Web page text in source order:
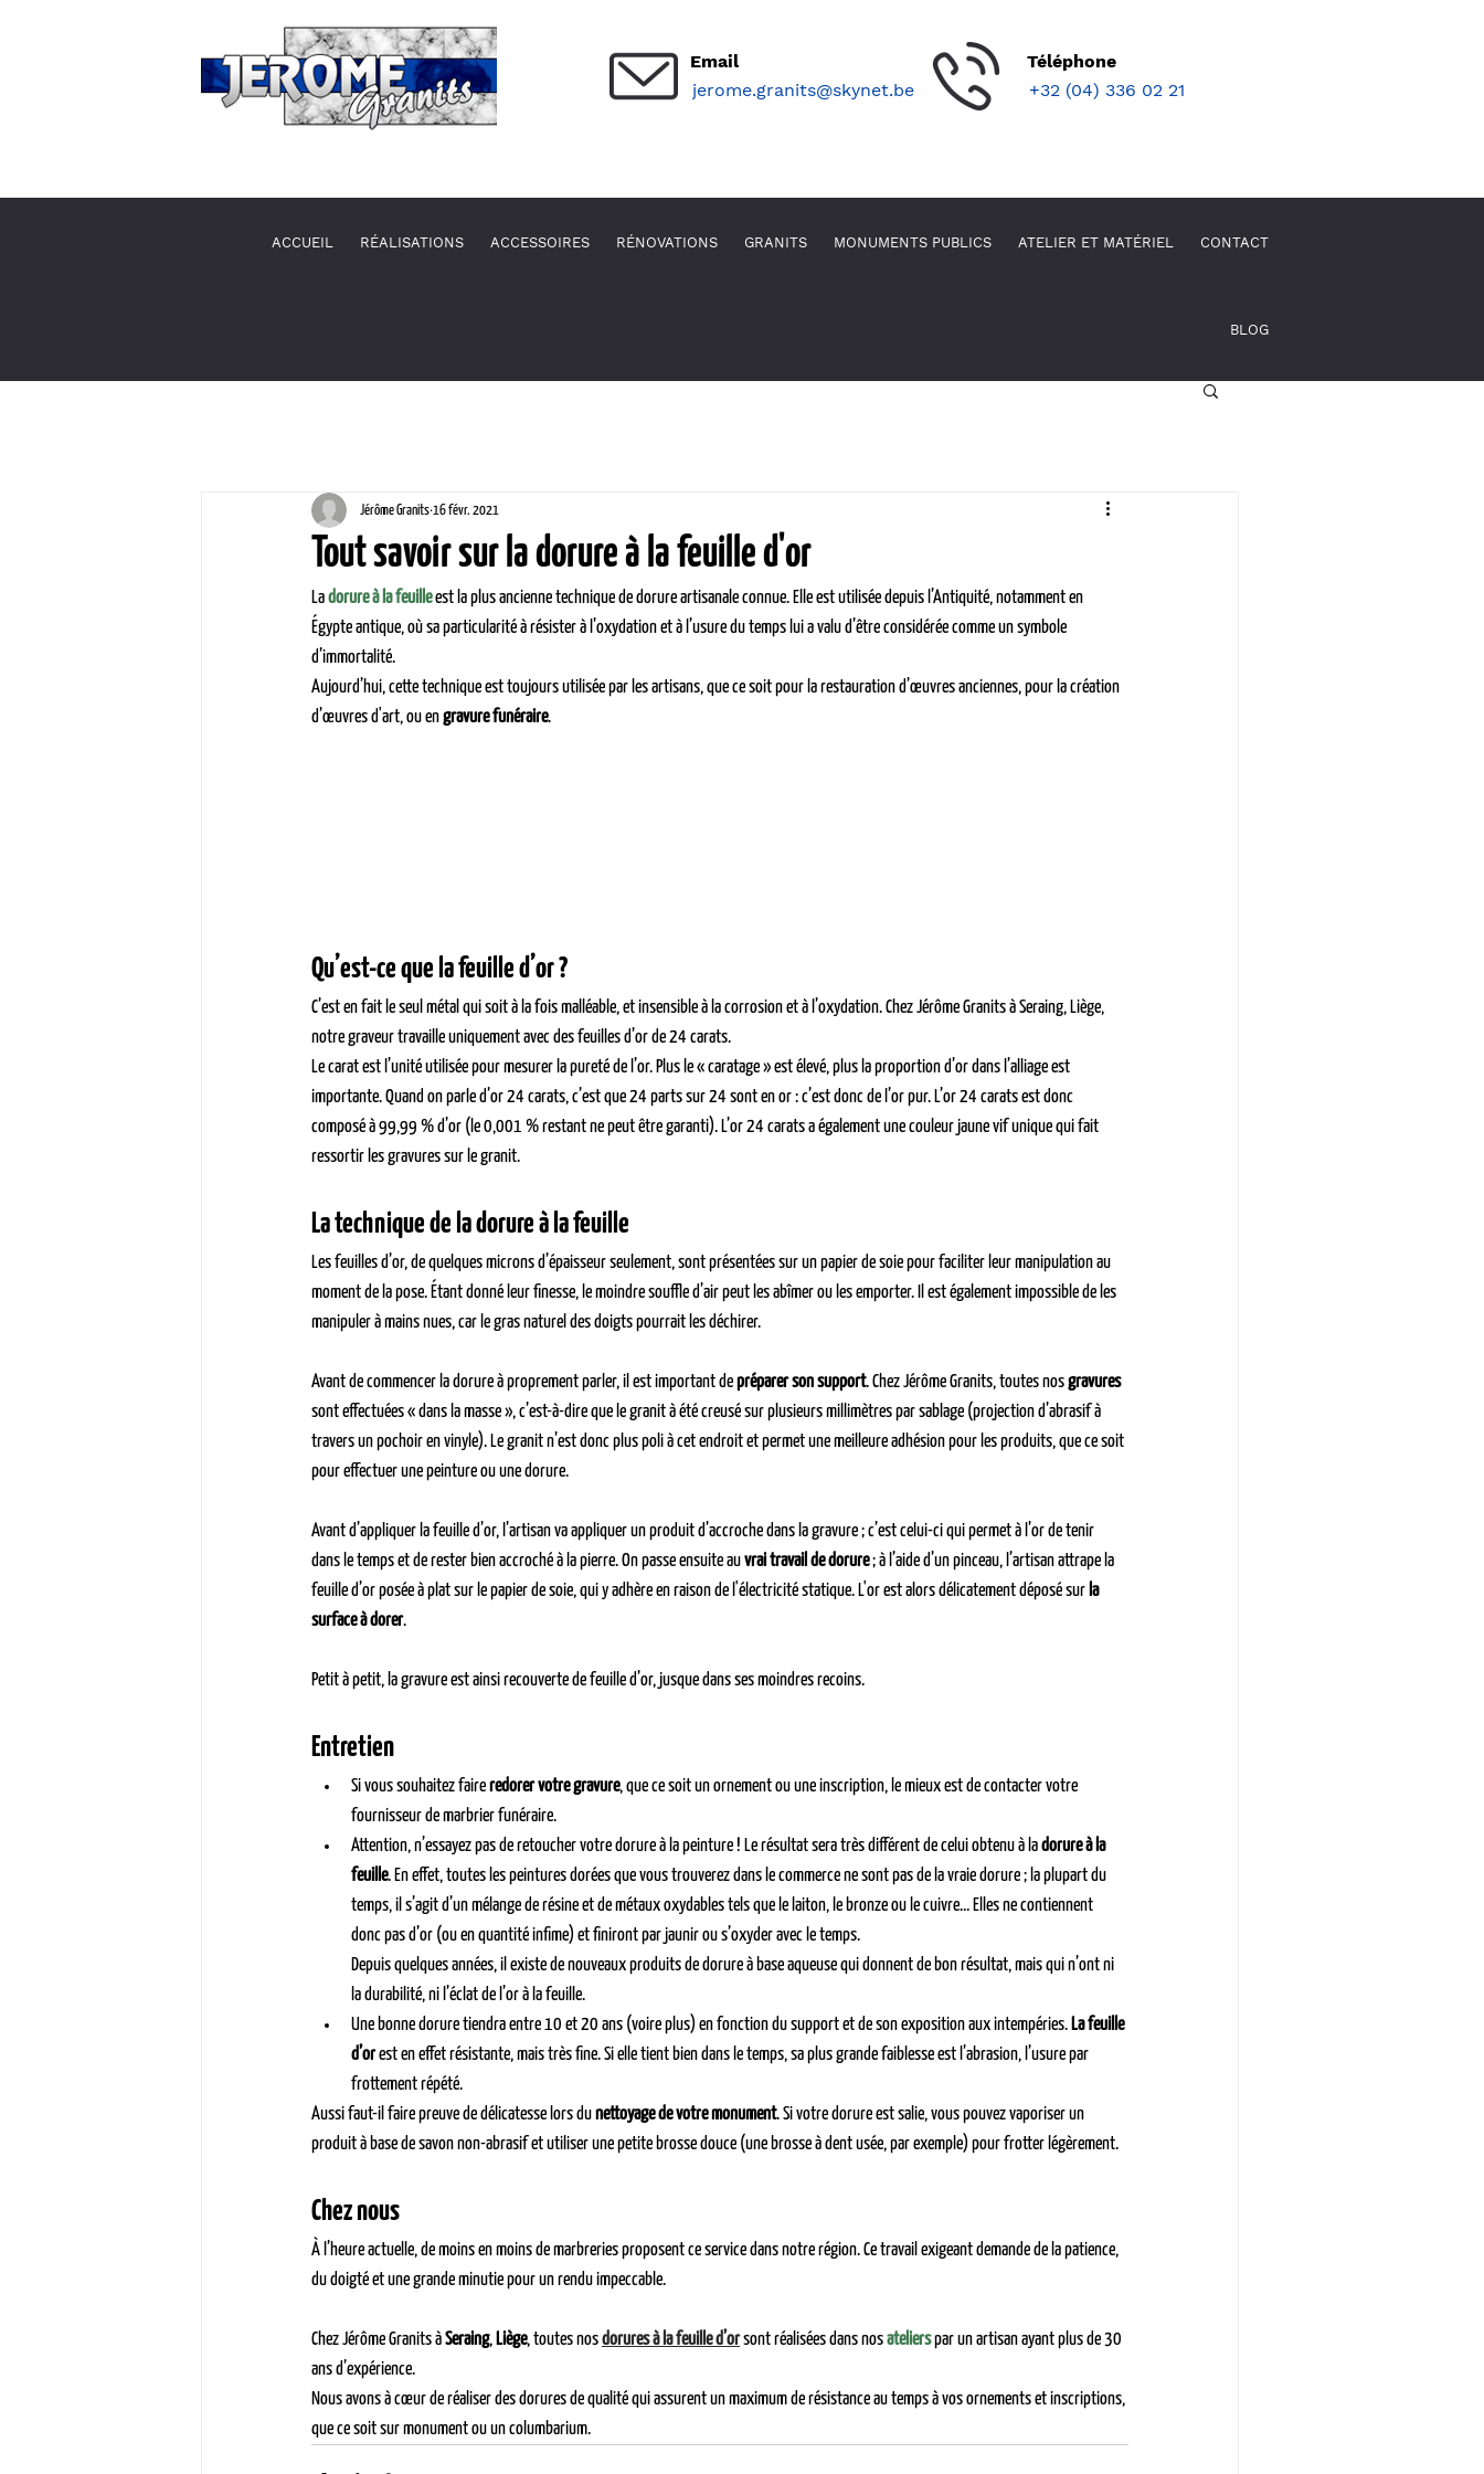
Email
jerome.granits@skynet.be
Téléphone
+32 (04) 336 02 21
ACCUEIL RÉALISATIONS ACCESSOIRES RÉNOVATIONS GRANITS MONUMENTS PUBLICS ATELIER ET MATÉRIEL CONTACT
BLOG
Tout savoir sur la dorure à la feuille d'or
Jérôme Granits 16 févr. 2021
La dorure à la feuille est la plus ancienne technique de dorure artisanale connue. Elle est utilisée depuis l’Antiquité, notamment en
Égypte antique, où sa particularité à résister à l’oxydation et à l’usure du temps lui a valu d’être considérée comme un symbole
d’immortalité.
Aujourd’hui, cette technique est toujours utilisée par les artisans, que ce soit pour la restauration d’œuvres anciennes, pour la création
d’œuvres d'art, ou en gravure funéraire.
Qu’est-ce que la feuille d’or ?
C’est en fait le seul métal qui soit à la fois malléable, et insensible à la corrosion et à l’oxydation. Chez Jérôme Granits à Seraing, Liège,
notre graveur travaille uniquement avec des feuilles d’or de 24 carats.
Le carat est l’unité utilisée pour mesurer la pureté de l’or. Plus le « caratage » est élevé, plus la proportion d’or dans l’alliage est
importante. Quand on parle d’or 24 carats, c’est que 24 parts sur 24 sont en or : c’est donc de l’or pur. L’or 24 carats est donc
composé à 99,99 % d’or (le 0,001 % restant ne peut être garanti). L’or 24 carats a également une couleur jaune vif unique qui fait
ressortir les gravures sur le granit.
La technique de la dorure à la feuille
Les feuilles d’or, de quelques microns d’épaisseur seulement, sont présentées sur un papier de soie pour faciliter leur manipulation au
moment de la pose. Étant donné leur finesse, le moindre souffle d’air peut les abîmer ou les emporter. Il est également impossible de les
manipuler à mains nues, car le gras naturel des doigts pourrait les déchirer.
Avant de commencer la dorure à proprement parler, il est important de préparer son support. Chez Jérôme Granits, toutes nos gravures
sont effectuées « dans la masse », c’est-à-dire que le granit à été creusé sur plusieurs millimètres par sablage (projection d’abrasif à
travers un pochoir en vinyle). Le granit n’est donc plus poli à cet endroit et permet une meilleure adhésion pour les produits, que ce soit
pour effectuer une peinture ou une dorure.
Avant d’appliquer la feuille d’or, l’artisan va appliquer un produit d’accroche dans la gravure ; c’est celui-ci qui permet à l’or de tenir
dans le temps et de rester bien accroché à la pierre. On passe ensuite au vrai travail de dorure ; à l’aide d’un pinceau, l’artisan attrape la
feuille d’or posée à plat sur le papier de soie, qui y adhère en raison de l'électricité statique. L'or est alors délicatement déposé sur la
surface à dorer.
Petit à petit, la gravure est ainsi recouverte de feuille d’or, jusque dans ses moindres recoins.
Entretien
Si vous souhaitez faire redorer votre gravure, que ce soit un ornement ou une inscription, le mieux est de contacter votre
fournisseur de marbrier funéraire.
Attention, n’essayez pas de retoucher votre dorure à la peinture ! Le résultat sera très différent de celui obtenu à la dorure à la
feuille. En effet, toutes les peintures dorées que vous trouverez dans le commerce ne sont pas de la vraie dorure ; la plupart du
temps, il s’agit d’un mélange de résine et de métaux oxydables tels que le laiton, le bronze ou le cuivre… Elles ne contiennent
donc pas d’or (ou en quantité infime) et finiront par jaunir ou s’oxyder avec le temps.
Depuis quelques années, il existe de nouveaux produits de dorure à base aqueuse qui donnent de bon résultat, mais qui n’ont ni
la durabilité, ni l’éclat de l’or à la feuille.
Une bonne dorure tiendra entre 10 et 20 ans (voire plus) en fonction du support et de son exposition aux intempéries. La feuille
d’or est en effet résistante, mais très fine. Si elle tient bien dans le temps, sa plus grande faiblesse est l’abrasion, l’usure par
frottement répété.
Aussi faut-il faire preuve de délicatesse lors du nettoyage de votre monument. Si votre dorure est salie, vous pouvez vaporiser un
produit à base de savon non-abrasif et utiliser une petite brosse douce (une brosse à dent usée, par exemple) pour frotter légèrement.
Chez nous
À l’heure actuelle, de moins en moins de marbreries proposent ce service dans notre région. Ce travail exigeant demande de la patience,
du doigté et une grande minutie pour un rendu impeccable.
Chez Jérôme Granits à Seraing, Liège, toutes nos dorures à la feuille d’orsont réalisées dans nos atelierspar un artisan ayant plus de 30
ans d’expérience.
Nous avons à cœur de réaliser des dorures de qualité qui assurent un maximum de résistance au temps à vos ornements et inscriptions,
que ce soit sur monument ou un columbarium.